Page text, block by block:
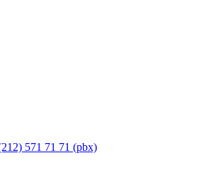
571 71 71 (pbx)